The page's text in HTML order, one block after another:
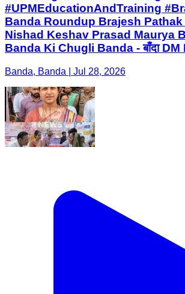
#UPMEducationAndTraining
Banda Roundup Brajesh
Nishad Keshav Prasad Maurya
Banda Ki Chugli Banda - बाँदा
Banda, Banda | Jul 28, 2026